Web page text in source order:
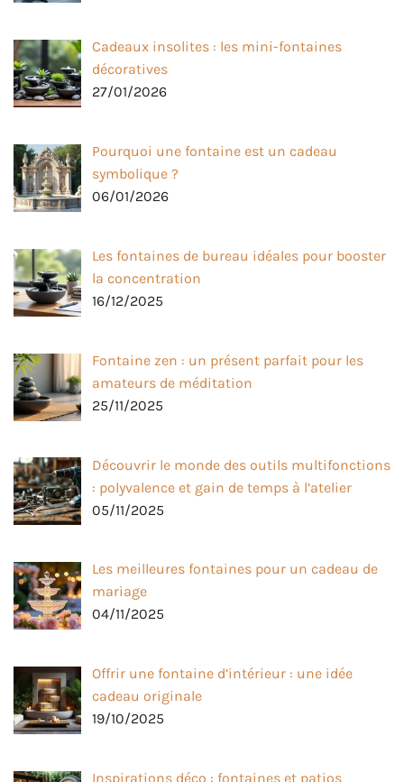
Cadeaux insolites : les mini-fontaines
décoratives
27/01/2026
Pourquoi une fontaine est un cadeau
symbolique ?
06/01/2026
Les fontaines de bureau idéales pour booster
la concentration
16/12/2025
Fontaine zen : un présent parfait pour les
amateurs de méditation
25/11/2025
Découvrir le monde des outils multifonctions
: polyvalence et gain de temps à l’atelier
05/11/2025
Les meilleures fontaines pour un cadeau de
mariage
04/11/2025
Offrir une fontaine d’intérieur : une idée
cadeau originale
19/10/2025
Inspirations déco : fontaines et patios